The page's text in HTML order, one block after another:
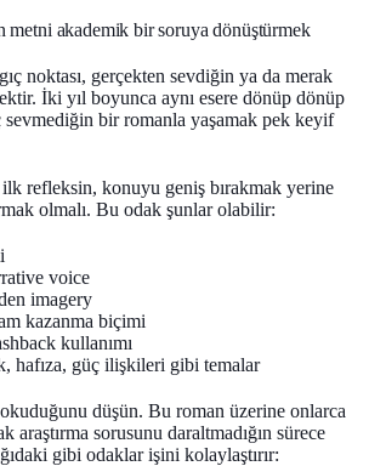
metni akademik bir soruya dönüştürmek
noktası, gerçekten sevdiğin ya da merak
İki yıl boyunca aynı esere dönüp dönüp
sevmediğin bir romanla yaşamak pek keyif
refleksin, konuyu geniş bırakmak yerine
olmalı. Bu odak şunlar olabilir:
voice
imagery
kazanma biçimi
kullanımı
hafıza, güç ilişkileri gibi temalar
düşün. Bu roman üzerine onlarca
sorusunu daraltmadığın sürece
gibi odaklar işini kolaylaştırır: